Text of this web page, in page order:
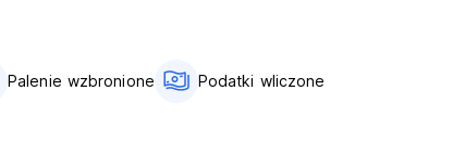
Palenie wzbronione Podatki wliczone